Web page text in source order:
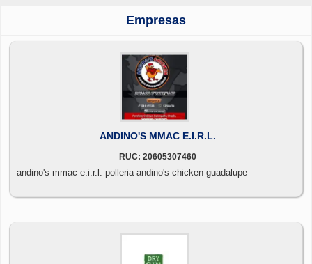
Empresas
ANDINO'S MMAC E.I.R.L.
RUC: 20605307460
andino's mmac e.i.r.l. polleria andino's chicken guadalupe